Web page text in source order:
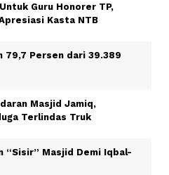
Guru Honorer TP,
Kasta NTB
79,7 Persen dari 39.389
Masjid Jamiq,
Terlindas Truk
“Sisir” Masjid Demi Iqbal-